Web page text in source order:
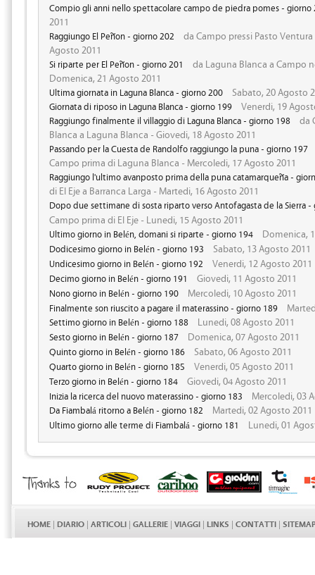
Compio gli anni nello spettacolare campo de piedra pomes - giorno
2011
Raggiungo El Peñon - giorno 202
da Campo pressi Pasto
Agosto 2011
Si riparte per El Peñon - giorno 201
da Laguna Blanca a Campo
Domenica, 21 Agosto 2011
Ultima giornata in Laguna Blanca - giorno 200 Sabato, 20 Agosto
Giornata di riposo in Laguna Blanca - giorno 199 Venerdi, 19
Raggiungo finalmente il villaggio di Laguna Blanca - giorno 198
da
Blanca a Laguna Blanca - Giovedi, 18 Agosto 2011
Passando per la Cuesta de Randolfo raggiungo la puna - giorno 197
Campo prima di Laguna Blanca - Mercoledi, 17 Agosto 2011
Raggiungo l'ultimo avanposto prima della puna catamarqueña -
di El Eje a Barranca Larga - Martedi, 16 Agosto 2011
Dopo due settimane di sosta riparto verso Antofagasta de la Sierra -
Campo prima di El Eje - Lunedi, 15 Agosto 2011
Ultimo giorno in Belén, domani si riparte - giorno 194 Domenica,
Dodicesimo giorno in Belén - giorno 193 Sabato, 13 Agosto 2011
Undicesimo giorno in Belén - giorno 192 Venerdi, 12 Agosto 2011
Decimo giorno in Belén - giorno 191 Giovedi, 11 Agosto 2011
Nono giorno in Belén - giorno 190 Mercoledi, 10 Agosto 2011
Finalmente son riuscito a pagare il materassino - giorno 189
Settimo giorno in Belén - giorno 188 Lunedi, 08 Agosto 2011
Sesto giorno in Belén - giorno 187 Domenica, 07 Agosto 2011
Quinto giorno in Belén - giorno 186 Sabato, 06 Agosto 2011
Quarto giorno in Belén - giorno 185 Venerdi, 05 Agosto 2011
Terzo giorno in Belén - giorno 184 Giovedi, 04 Agosto 2011
Inizia la ricerca del nuovo materassino - giorno 183 Mercoledi, 03
Da Fiambalá ritorno a Belén - giorno 182 Martedi, 02 Agosto 2011
Ultimo giorno alle terme di Fiambalá - giorno 181 Lunedi, 01
HOME | DIARIO | ARTICOLI | GALLERIE | VIAGGI | LINKS | CONTATTI | SITEMAP